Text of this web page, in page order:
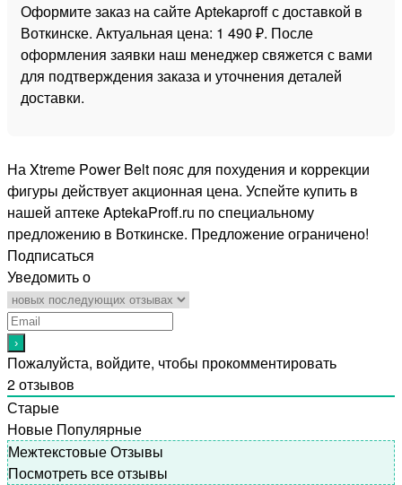
Оформите заказ на сайте Aptekaproff с доставкой в
Воткинске. Актуальная цена: 1 490 ₽. После
оформления заявки наш менеджер свяжется с вами
для подтверждения заказа и уточнения деталей
доставки.
На Xtreme Power Belt пояс для похудения и коррекции
фигуры действует акционная цена. Успейте купить в
нашей аптеке AptekaProff.ru по специальному
предложению в Воткинске. Предложение ограничено!
Подписаться
Уведомить о
Пожалуйста, войдите, чтобы прокомментировать
2отзывов
Старые
Новые Популярные
Межтекстовые Отзывы
Посмотреть все отзывы